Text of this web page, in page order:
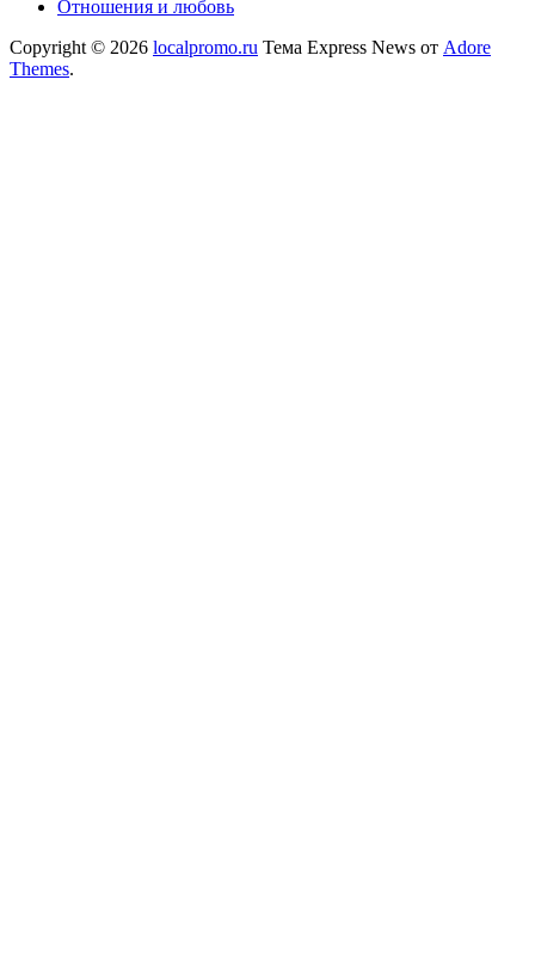
Отношения и любовь
Copyright © 2026 localpromo.ru Тема Express News от Adore
Themes.